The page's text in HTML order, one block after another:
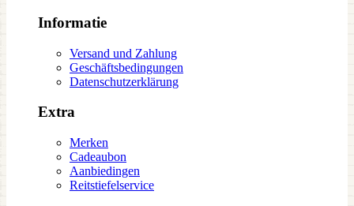
Informatie
Versand und Zahlung
Geschäftsbedingungen
Datenschutzerklärung
Extra
Merken
Cadeaubon
Aanbiedingen
Reitstiefelservice